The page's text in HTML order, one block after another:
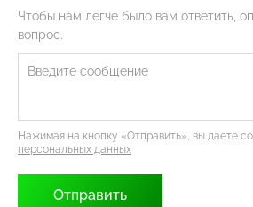
Чтобы нам легче было вам ответить,
вопрос.
Нажимая на кнопку «Отправить», вы даете
персональных данных